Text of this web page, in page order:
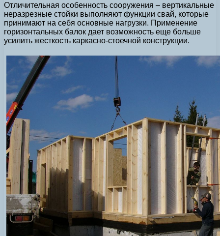
Отличительная особенность сооружения – вертикальные
неразрезные стойки выполняют функции свай, которые
принимают на себя основные нагрузки. Применение
горизонтальных балок дает возможность еще больше
усилить жесткость каркасно-стоечной конструкции.